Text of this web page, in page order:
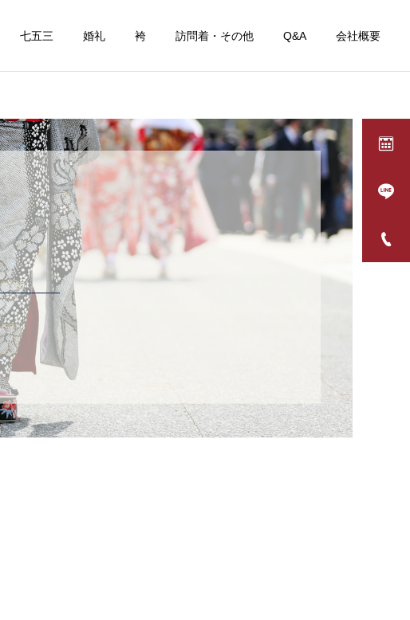
七五三 婚礼 袴 訪問着・その他 Q&A 会社概要